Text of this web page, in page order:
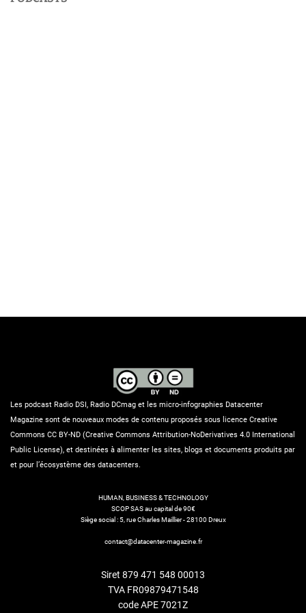
Les podcast Radio DSI, Radio DCmag et les micro-infographies Datacenter
Magazine sont de nouveaux modes de contenu proposés sous licence Creative
Commons CC BY-ND (Creative Commons Attribution-NoDerivatives 4.0 International
Public License), et destinées à alimenter les sites, blogs et documents produits par
et pour l’écosystème des datacenters.
HUMAN, BUSINESS & TECHNOLOGY
SCOP SAS au capital de 90€
Siège social : 5, rue Charles Maillier - 28100 Dreux
contact@datacenter-magazine.fr
Siret 879 471 548 00013
TVA FR09879471548
code APE 7021Z